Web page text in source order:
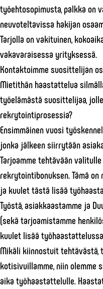
työehtosopimusta, palkka on
neuvoteltavissa hakijan
Tarjolla on vakituinen,
vakavaraisessa yrityksessä.
Kontaktoimme suosittelijan
Mietithän haastattelua
työelämästä suosittelijaa,
rekrytointiprosessia?
Ensimmäinen vuosi
jonka jälkeen siirrytään
Tarjoamme tehtävään
rekrytointibonuksen. Tämä
ja kuulet tästä lisää
Työstä, asiakkaastamme ja
(sekä tarjoamistamme
kuulet lisää
Mikäli kiinnostuit tehtävästä,
kotisivuillamme, niin olemme
aika työhaastattelulle.